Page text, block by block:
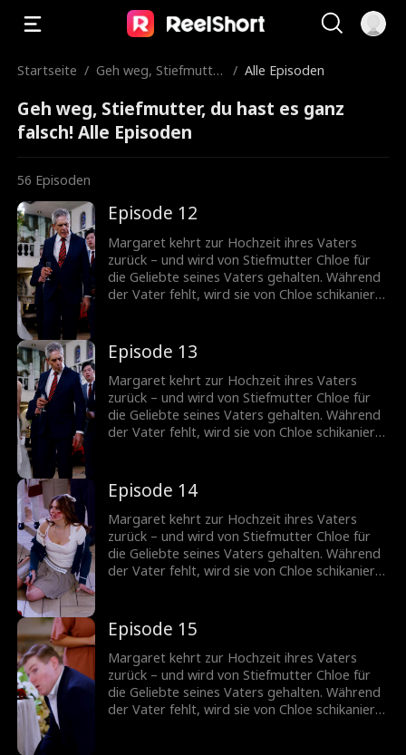
Startseite / Geh weg, Stiefmutte
sch!
/ Alle Episoden
Geh weg, Stiefmutter, du hast es ganz
falsch! Alle Episoden
56 Episoden
Episode 12
Margaret kehrt zur Hochzeit ihres Vaters
zurück – und wird von Stiefmutter Chloe für
die Geliebte seines Vaters gehalten. Während
der Vater fehlt, wird sie von Chloe schikaniert.
Episode 13
Margaret kehrt zur Hochzeit ihres Vaters
zurück – und wird von Stiefmutter Chloe für
die Geliebte seines Vaters gehalten. Während
der Vater fehlt, wird sie von Chloe schikaniert.
Episode 14
Margaret kehrt zur Hochzeit ihres Vaters
zurück – und wird von Stiefmutter Chloe für
die Geliebte seines Vaters gehalten. Während
der Vater fehlt, wird sie von Chloe schikaniert.
Episode 15
Margaret kehrt zur Hochzeit ihres Vaters
zurück – und wird von Stiefmutter Chloe für
die Geliebte seines Vaters gehalten. Während
der Vater fehlt, wird sie von Chloe schikaniert.